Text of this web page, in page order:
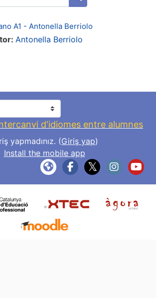
Kursları ara
A1 - Antonella Berriolo
Antonella Berriolo
d'idiomes entre alumnes
yapmadınız. (Giriş yap)
Install the mobile app